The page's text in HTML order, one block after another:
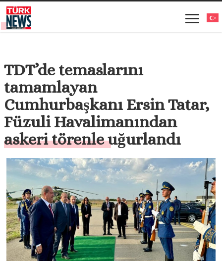
TDT’de temaslarını
tamamlayan
Cumhurbaşkanı Ersin Tatar,
Füzuli Havalimanından
askeri törenle uğurlandı